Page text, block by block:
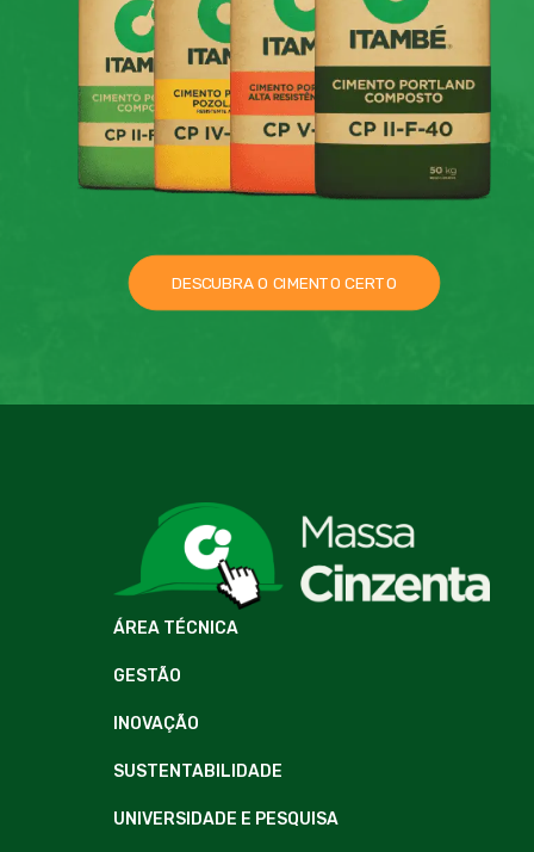
DESCUBRA O CIMENTO CERTO
ÁREA TÉCNICA
GESTÃO
INOVAÇÃO
SUSTENTABILIDADE
UNIVERSIDADE E PESQUISA